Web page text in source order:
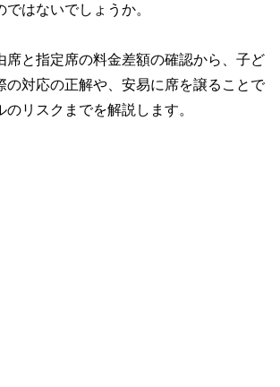
はないでしょうか。
席と指定席の料金差額の確認から、子ど
の対応の正解や、安易に席を譲ることで
リスクまでを解説します。